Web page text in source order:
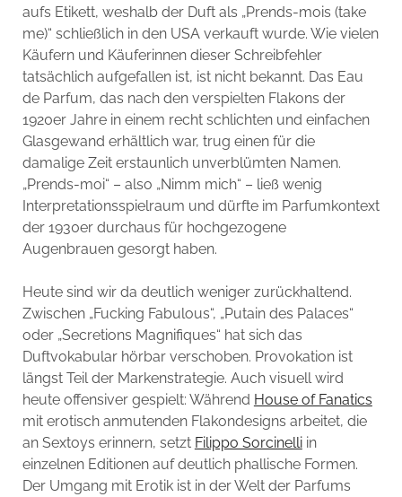
aufs Etikett, weshalb der Duft als „Prends-mois (take
me)“ schließlich in den USA verkauft wurde. Wie vielen
Käufern und Käuferinnen dieser Schreibfehler
tatsächlich aufgefallen ist, ist nicht bekannt. Das Eau
de Parfum, das nach den verspielten Flakons der
1920er Jahre in einem recht schlichten und einfachen
Glasgewand erhältlich war, trug einen für die
damalige Zeit erstaunlich unverblümten Namen.
„Prends-moi“ – also „Nimm mich“ – ließ wenig
Interpretationsspielraum und dürfte im Parfumkontext
der 1930er durchaus für hochgezogene
Augenbrauen gesorgt haben.
Heute sind wir da deutlich weniger zurückhaltend.
Zwischen „Fucking Fabulous“, „Putain des Palaces“
oder „Secretions Magnifiques“ hat sich das
Duftvokabular hörbar verschoben. Provokation ist
längst Teil der Markenstrategie. Auch visuell wird
heute offensiver gespielt: Während House of Fanatics
mit erotisch anmutenden Flakondesigns arbeitet, die
an Sextoys erinnern, setzt Filippo Sorcinelliin
einzelnen Editionen auf deutlich phallische Formen.
Der Umgang mit Erotik ist in der Welt der Parfums